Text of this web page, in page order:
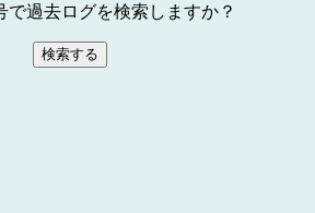
で過去ログを検索しますか？